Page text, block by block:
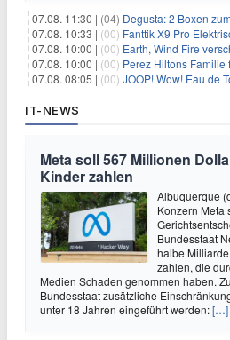
07.08. 11:30 | (04) Degusta: 2 Boxen zum
07.08. 10:33 | (00) Fanttik X9 Pro
07.08. 10:00 | (00) Earth, Wind Fire verschieben
07.08. 10:00 | (00) Perez Hiltons Familie floh kurz
07.08. 08:05 | (00) JOOP! Wow! Eau de
IT-NEWS
Meta soll 567 Millionen
Kinder zahlen
Albuquerque
Konzern Meta
Bundesstaat
halbe
zahlen, die
Medien Schaden genommen haben.
Bundesstaat zusätzliche
unter 18 Jahren eingeführt werden:[…]